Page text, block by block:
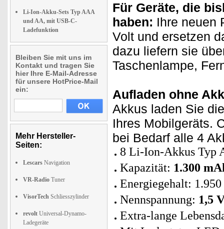
Li-Ion-Akku-Sets Typ AAA
und AA, mit USB-C-
Ladefunktion
Bleiben Sie mit uns im
Kontakt und tragen Sie
hier Ihre E-Mail-Adresse
für unsere HotPrice-Mail
ein:
Mehr Hersteller-
Seiten:
Lescars Navigation
VR-Radio Tuner
VisorTech Schliesszylinder
revolt Universal-Dynamo-
Ladegeräte
Für Geräte, die
haben: Ihre neuen
Volt und ersetzen
dazu liefern sie
Taschenlampe,
Aufladen ohne
Akkus laden Sie
Ihres Mobilgeräts.
bei Bedarf alle 4
8 Li-Ion-Akkus Typ
Kapazität: 1.300
Energiegehalt:
Nennspannung: 1,5
Extra-lange